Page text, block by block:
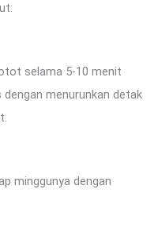
selama 5-10 menit
menurunkan detak
minggunya dengan